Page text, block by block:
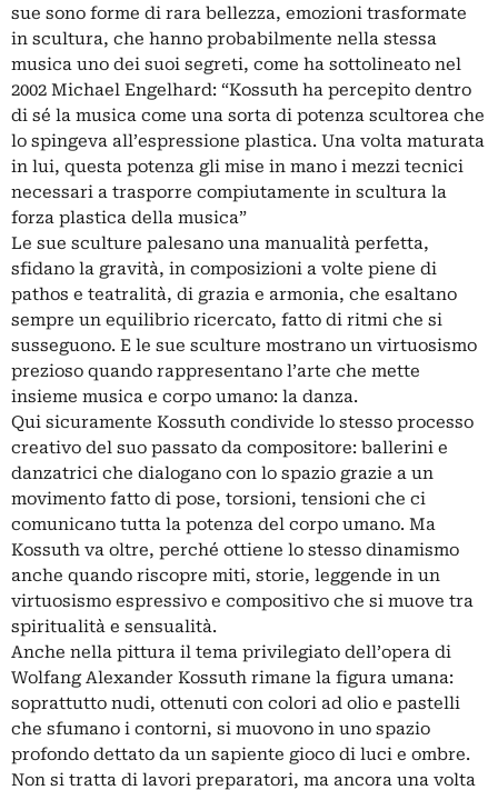
sue sono forme di rara bellezza, emozioni trasformate
in scultura, che hanno probabilmente nella stessa
musica uno dei suoi segreti, come ha sottolineato nel
2002 Michael Engelhard: “Kossuth ha percepito dentro
di sé la musica come una sorta di potenza scultorea che
lo spingeva all’espressione plastica. Una volta maturata
in lui, questa potenza gli mise in mano i mezzi tecnici
necessari a trasporre compiutamente in scultura la
forza plastica della musica”
Le sue sculture palesano una manualità perfetta,
sfidano la gravità, in composizioni a volte piene di
pathos e teatralità, di grazia e armonia, che esaltano
sempre un equilibrio ricercato, fatto di ritmi che si
susseguono. E le sue sculture mostrano un virtuosismo
prezioso quando rappresentano l’arte che mette
insieme musica e corpo umano: la danza.
Qui sicuramente Kossuth condivide lo stesso processo
creativo del suo passato da compositore: ballerini e
danzatrici che dialogano con lo spazio grazie a un
movimento fatto di pose, torsioni, tensioni che ci
comunicano tutta la potenza del corpo umano. Ma
Kossuth va oltre, perché ottiene lo stesso dinamismo
anche quando riscopre miti, storie, leggende in un
virtuosismo espressivo e compositivo che si muove tra
spiritualità e sensualità.
Anche nella pittura il tema privilegiato dell’opera di
Wolfang Alexander Kossuth rimane la figura umana:
soprattutto nudi, ottenuti con colori ad olio e pastelli
che sfumano i contorni, si muovono in uno spazio
profondo dettato da un sapiente gioco di luci e ombre.
Non si tratta di lavori preparatori, ma ancora una volta